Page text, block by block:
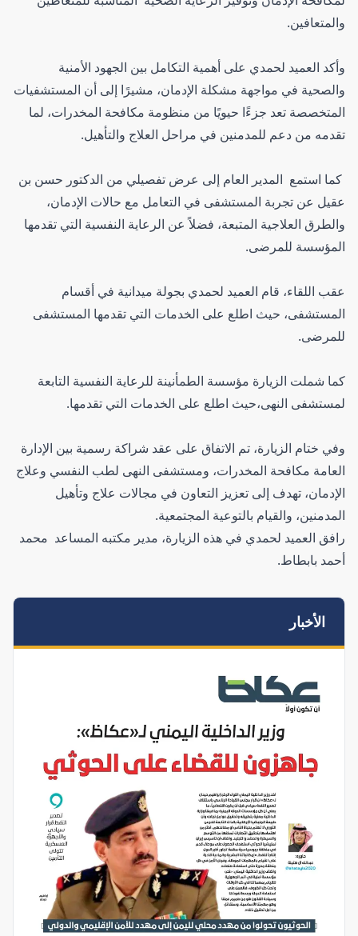
والمتعافين.
وأكد العميد لحمدي على أهمية التكامل بين الجهود الأمنية
والصحية في مواجهة مشكلة الإدمان، مشيرًا إلى أن المستشفيات
المتخصصة تعد جزءًا حيويًا من منظومة مكافحة المخدرات، لما
تقدمه من دعم للمدمنين في مراحل العلاج والتأهيل.
كما استمع المدير العام إلى عرض تفصيلي من الدكتور حسن بن
عقيل عن تجربة المستشفى في التعامل مع حالات الإدمان،
والطرق العلاجية المتبعة، فضلاً عن الرعاية النفسية التي تقدمها
المؤسسة للمرضى.
عقب اللقاء، قام العميد لحمدي بجولة ميدانية في أقسام
المستشفى، حيث اطلع على الخدمات التي تقدمها المستشفى
للمرضى.
كما شملت الزيارة مؤسسة الطمأنينة للرعاية النفسية التابعة
لمستشفى النهى،حيث اطلع على الخدمات التي تقدمها.
وفي ختام الزيارة، تم الاتفاق على عقد شراكة رسمية بين الإدارة
العامة مكافحة المخدرات، ومستشفى النهى لطب النفسي وعلاج
الإدمان، تهدف إلى تعزيز التعاون في مجالات علاج وتأهيل
المدمنين، والقيام بالتوعية المجتمعية.
رافق العميد لحمدي في هذه الزيارة، مدير مكتبه المساعد محمد
أحمد بابطاط.
الأخبار